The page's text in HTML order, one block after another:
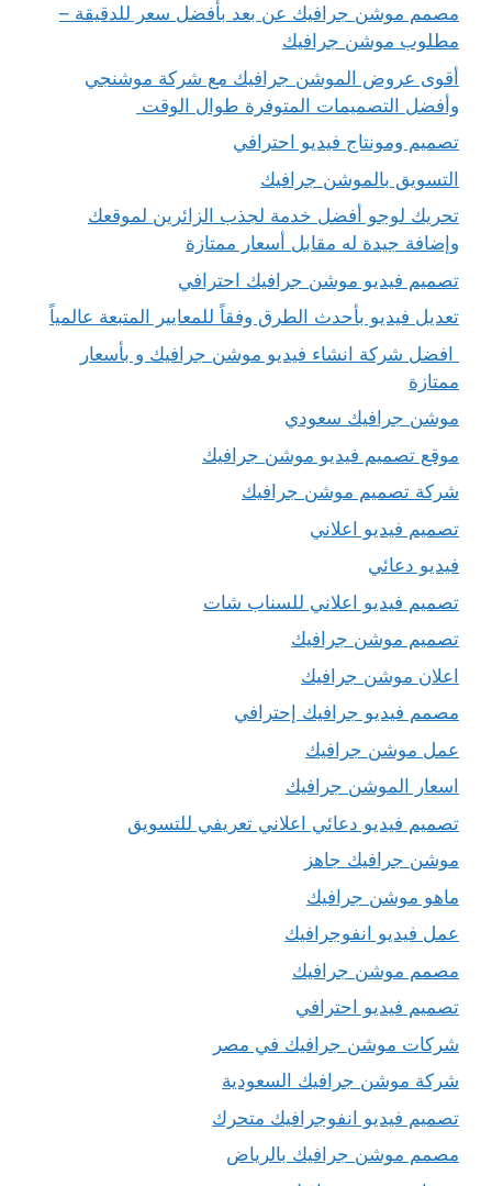
مصمم موشن جرافيك عن بعد بأفضل سعر للدقيقة –
مطلوب موشن جرافيك
أقوى عروض الموشن جرافيك مع شركة موشنجي
وأفضل التصميمات المتوفرة طوال الوقت
تصميم ومونتاج فيديو احترافي
التسويق بالموشن جرافيك
تحريك لوجو أفضل خدمة لجذب الزائرين لموقعك
وإضافة جيدة له مقابل أسعار ممتازة
تصميم فيديو موشن جرافيك احترافي
تعديل فيديو بأحدث الطرق وفقاً للمعايير المتبعة عالمياً
افضل شركة انشاء فيديو موشن جرافيك و بأسعار
ممتازة
موشن جرافيك سعودي
موقع تصميم فيديو موشن جرافيك
شركة تصميم موشن جرافيك
تصميم فيديو اعلاني
فيديو دعائي
تصميم فيديو اعلاني للسناب شات
تصميم موشن جرافيك
اعلان موشن جرافيك
مصمم فيديو جرافيك إحترافي
عمل موشن جرافيك
اسعار الموشن جرافيك
تصميم فيديو دعائي اعلاني تعريفي للتسويق
موشن جرافيك جاهز
ماهو موشن جرافيك
عمل فيديو انفوجرافيك
مصمم موشن جرافيك
تصميم فيديو احترافي
شركات موشن جرافيك في مصر
شركة موشن جرافيك السعودية
تصميم فيديو انفوجرافيك متحرك
مصمم موشن جرافيك بالرياض